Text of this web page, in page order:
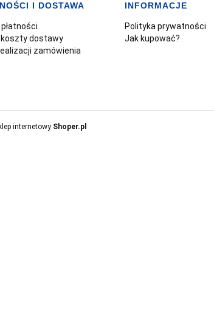
I DOSTAWA
koszty dostawy
zamówienia
INFORMACJE
Polityka prywatności
Jak kupować?
internetowy Shoper.pl